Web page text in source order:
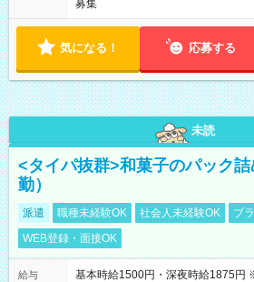
募集
気になる！ 応募する
未読
<タイパ抜群>和菓子のパック
勤）
派遣 職種未経験OK 社会人未経験OK
ブ
WEB登録・面接OK
給与
基本時給1500円・深夜時給1875円